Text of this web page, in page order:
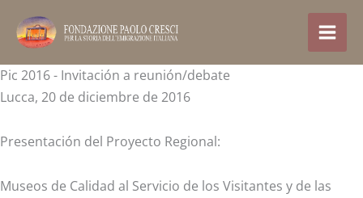
contenido
Pic 2016 - Invitación a reunión/debate
Lucca, 20 de diciembre de 2016
Presentación del Proyecto Regional:
Museos de Calidad al Servicio de los Visitantes y de las